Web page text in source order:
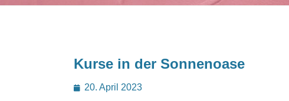
Kurse in der Sonnenoase
Posted
20. April 2023